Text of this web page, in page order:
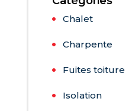
Chalet
Charpente
Fuites toiture
Isolation